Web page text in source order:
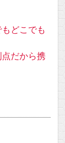
どこでも
だから携